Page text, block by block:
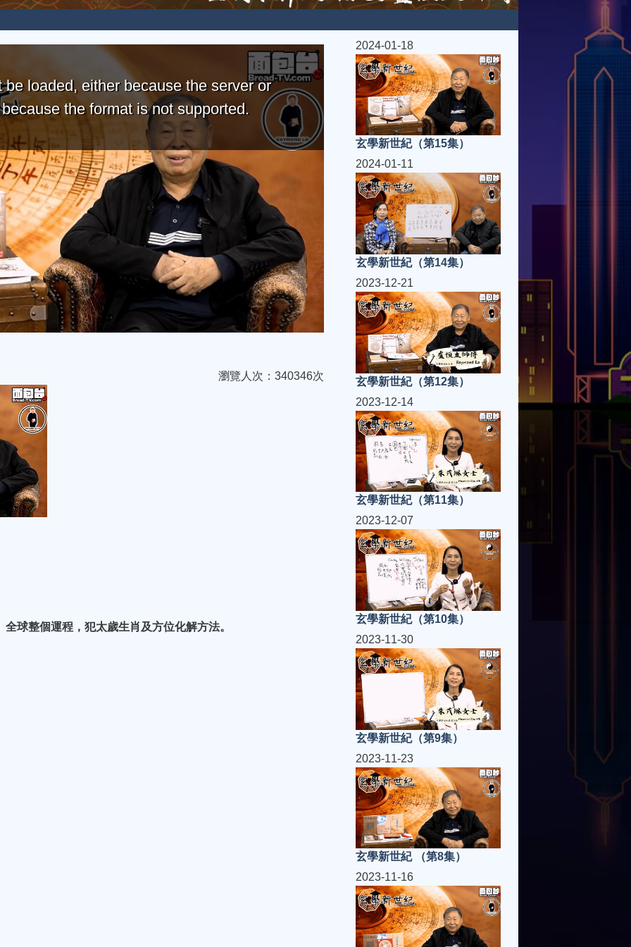
loaded, either because the server or
the format is not supported.
瀏覽人次：340346次
球整個運程，犯太歲生肖及方位化解方法。
2024-01-18
玄學新世紀（第15集）
2024-01-11
玄學新世紀（第14集）
2023-12-21
玄學新世紀（第12集）
2023-12-14
玄學新世紀（第11集）
2023-12-07
玄學新世紀（第10集）
2023-11-30
玄學新世紀（第9集）
2023-11-23
玄學新世紀 （第8集）
2023-11-16